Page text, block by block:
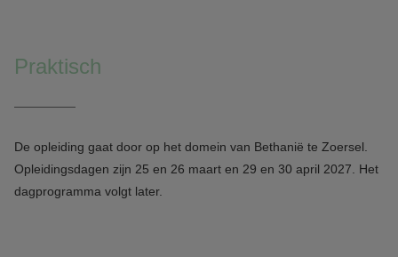
Praktisch
De opleiding gaat door op het domein van Bethanië te Zoersel.
Opleidingsdagen zijn 25 en 26 maart en 29 en 30 april 2027. Het
dagprogramma volgt later.